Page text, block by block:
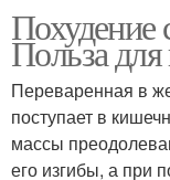
Польза
Переваренная в
поступает в
массы
его изгибы, а при